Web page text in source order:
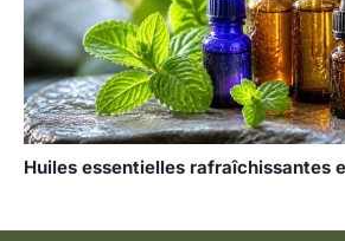
Huiles essentielles rafraîchissantes